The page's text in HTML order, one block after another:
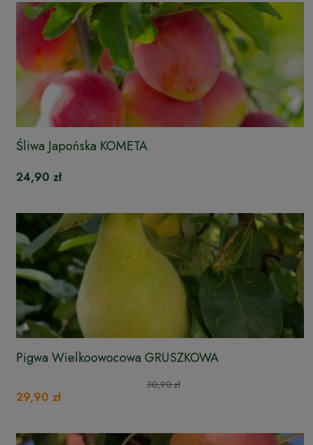
Śliwa Japońska KOMETA
24,90 zł
Pigwa Wielkoowocowa GRUSZKOWA
30,90 zł
29,90 zł